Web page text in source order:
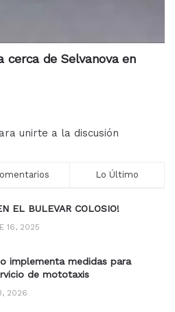
cerca de Selvanova en
unirte a la discusión
Lo Último
EL BULEVAR COLOSIO!
16, 2025
implementa medidas para
de mototaxis
2026